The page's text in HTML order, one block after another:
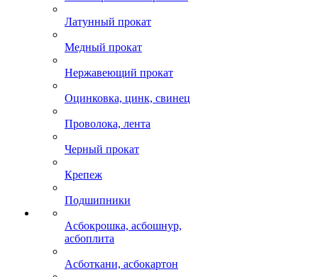
Латунный прокат
Медный прокат
Нержавеющий прокат
Оцинковка, цинк, свинец
Проволока, лента
Черный прокат
Крепеж
Подшипники
Асбокрошка, асбошнур,
асбоплита
Асботкани, асбокартон